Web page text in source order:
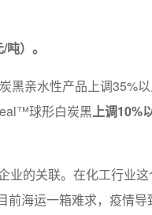
）。
黑亲水性产品上调35%
球形白炭黑上调10%
的关联。在化工行业
海运一箱难求，疫情